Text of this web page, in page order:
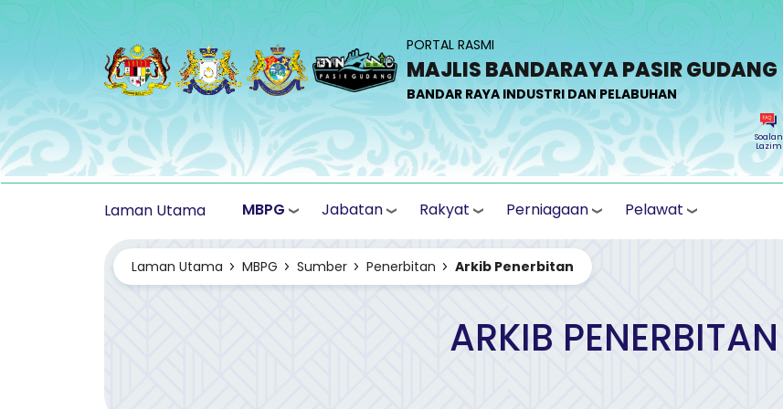
PORTAL RASMI
MAJLIS BANDARAYA PASIR GUDANG
BANDAR RAYA INDUSTRI DAN PELABUHAN
Soalan
Lazim
Laman Utama MBPG Jabatan Rakyat Perniagaan Pelawat
Laman Utama MBPG Sumber Penerbitan Arkib Penerbitan
ARKIB PENERBITAN